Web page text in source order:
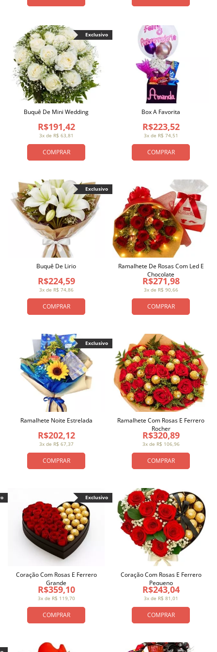
COMPRAR
3x de R$ 63,81
R$191,42
Buquê De Mini Wedding
Exclusivo
COMPRAR
3x de R$ 74,51
R$223,52
Box A Favorita
COMPRAR
3x de R$ 74,86
R$224,59
Buquê De Lirio
Exclusivo
COMPRAR
3x de R$ 90,66
R$271,98
Ramalhete De Rosas Com Led E
Chocolate
COMPRAR
3x de R$ 67,37
R$202,12
Ramalhete Noite Estrelada
Exclusivo
COMPRAR
3x de R$ 106,96
R$320,89
Ramalhete Com Rosas E Ferrero
Rocher
COMPRAR
3x de R$ 119,70
R$359,10
Coração Com Rosas E Ferrero
Grande
Exclusivo
COMPRAR
3x de R$ 81,01
R$243,04
Coração Com Rosas E Ferrero
Pequeno